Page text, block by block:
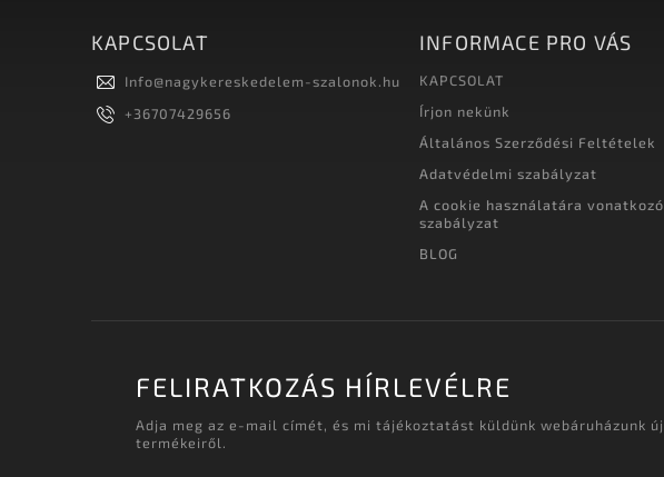
KAPCSOLAT
Info@nagykereskedelem-szalonok.hu
+36707429656
INFORMACE PRO VÁS
KAPCSOLAT
Írjon nekünk
Általános Szerződési Feltételek
Adatvédelmi szabályzat
A cookie használatára vonatkozó
szabályzat
BLOG
FELIRATKOZÁS HÍRLEVÉLRE
Adja meg az e-mail címét, és mi tájékoztatást küldünk webáruházunk új
termékeiről.